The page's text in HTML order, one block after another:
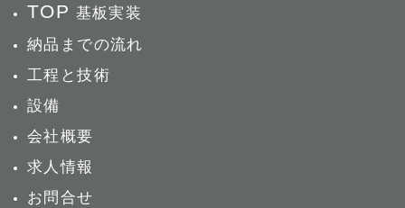
TOP 基板実装
納品までの流れ
工程と技術
設備
会社概要
求人情報
お問合せ